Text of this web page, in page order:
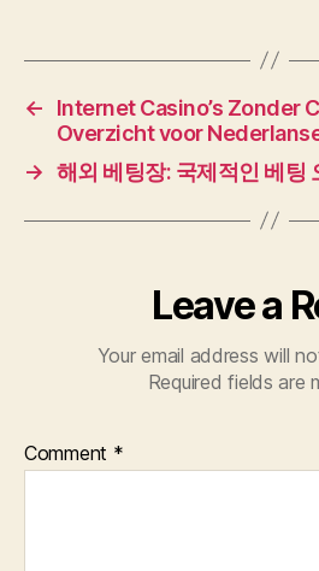
←
Internet Casino’s Zonder
Overzicht voor
→ 해외 베팅장: 국제적인 베팅
Leave a
Your email address will
Required fields are
Comment *